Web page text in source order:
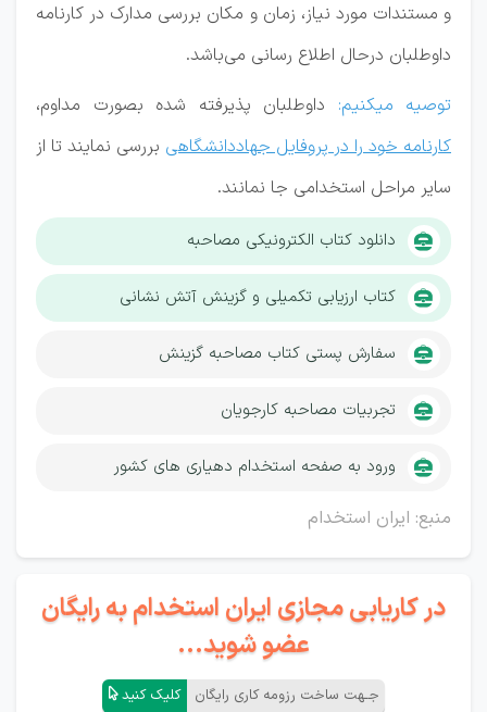
و مستندات مورد نیاز، زمان و مکان بررسی مدارک در کارنامه
داوطلبان درحال اطلاع رسانی می‌باشد.
توصیه میکنیم: داوطلبان پذیرفته شده بصورت مداوم،
کارنامه خود را در پروفایل جهاددانشگاهی بررسی نمایند تا از
سایر مراحل استخدامی جا نمانند.
دانلود کتاب الکترونیکی مصاحبه
کتاب ارزیابی تکمیلی و گزینش آتش نشانی
سفارش پستی کتاب مصاحبه گزینش
تجربیات مصاحبه کارجویان
ورود به صفحه استخدام دهیاری های کشور
منبع: ایران استخدام
در کاریابی مجازی ایران استخدام به رایگان
عضو شوید...
جـهت ساخت رزومه کاری رایگان کلیک کنید